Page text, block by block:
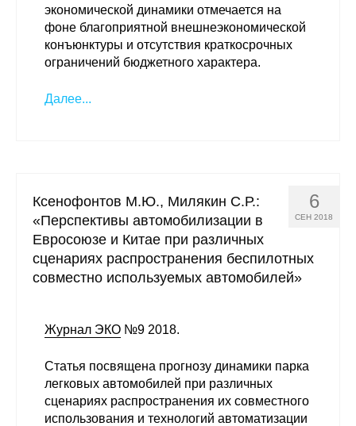
экономической динамики отмечается на
фоне благоприятной внешнеэкономической
конъюнктуры и отсутствия краткосрочных
ограничений бюджетного характера.
Далее...
6
СЕН 2018
Ксенофонтов М.Ю., Милякин С.Р.:
«Перспективы автомобилизации в
Евросоюзе и Китае при различных
сценариях распространения беспилотных
совместно используемых автомобилей»
Журнал ЭКО №9 2018.
Статья посвящена прогнозу динамики парка
легковых автомобилей при различных
сценариях распространения их совместного
использования и технологий автоматизации